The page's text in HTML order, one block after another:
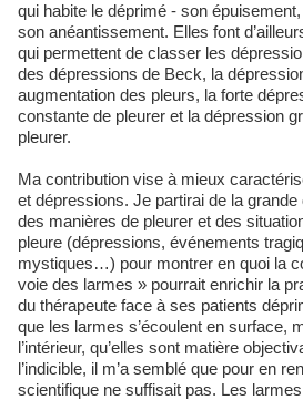
qui habite le déprimé - son
son anéantissement. Elles font
qui permettent de classer les
des dépressions de Beck, la
augmentation des pleurs, la forte
constante de pleurer et la dépression
pleurer.
Ma contribution vise à mieux
et dépressions. Je partirai de la
des manières de pleurer et des
pleure (dépressions, événements
mystiques…) pour montrer en quoi la
voie des larmes » pourrait enrichir la
du thérapeute face à ses patients
que les larmes s’écoulent en surface,
l’intérieur, qu’elles sont matière
l’indicible, il m’a semblé que pour en
scientifique ne suffisait pas. Les